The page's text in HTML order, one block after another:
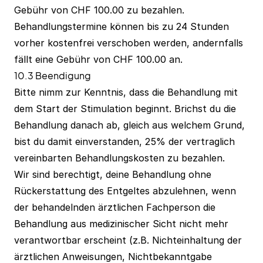
Gebühr von CHF 100.00 zu bezahlen.
Behandlungstermine können bis zu 24 Stunden
vorher kostenfrei verschoben werden, andernfalls
fällt eine Gebühr von CHF 100.00 an.
10.3 Beendigung
Bitte nimm zur Kenntnis, dass die Behandlung mit
dem Start der Stimulation beginnt. Brichst du die
Behandlung danach ab, gleich aus welchem Grund,
bist du damit einverstanden, 25% der vertraglich
vereinbarten Behandlungskosten zu bezahlen.
Wir sind berechtigt, deine Behandlung ohne
Rückerstattung des Entgeltes abzulehnen, wenn
der behandelnden ärztlichen Fachperson die
Behandlung aus medizinischer Sicht nicht mehr
verantwortbar erscheint (z.B. Nichteinhaltung der
ärztlichen Anweisungen, Nichtbekanntgabe